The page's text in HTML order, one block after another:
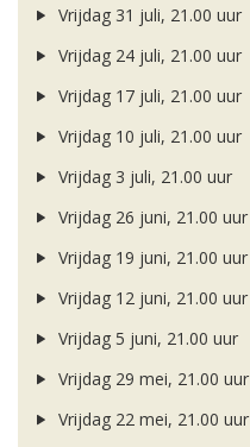
Vrijdag 31 juli, 21.00 uur
Vrijdag 24 juli, 21.00 uur
Vrijdag 17 juli, 21.00 uur
Vrijdag 10 juli, 21.00 uur
Vrijdag 3 juli, 21.00 uur
Vrijdag 26 juni, 21.00 uur
Vrijdag 19 juni, 21.00 uur
Vrijdag 12 juni, 21.00 uur
Vrijdag 5 juni, 21.00 uur
Vrijdag 29 mei, 21.00 uur
Vrijdag 22 mei, 21.00 uur